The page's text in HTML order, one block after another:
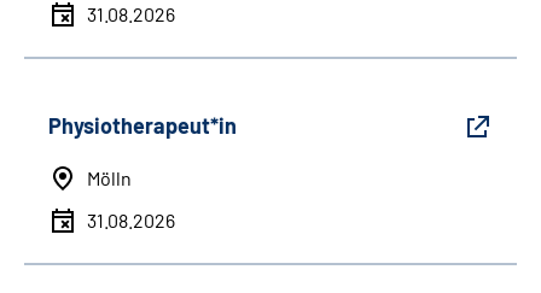
31.08.2026
Physiotherapeut*in
Mölln
31.08.2026